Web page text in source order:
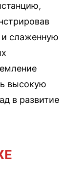
и слаженную
высокую
в развитие